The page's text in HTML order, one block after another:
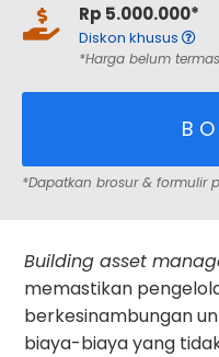
Rp 5.000.000*
Diskon khusus
*Harga belum
B
*Dapatkan brosur & formulir
Building asset
memastikan
berkesinambungan
biaya-biaya yang